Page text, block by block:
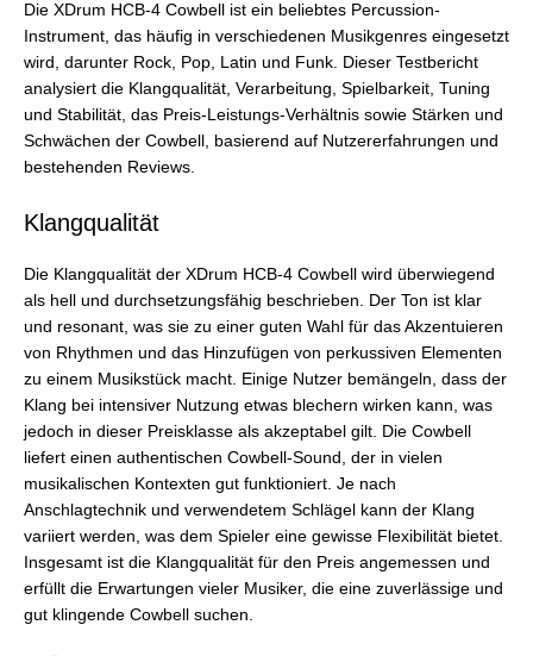
Die XDrum HCB-4 Cowbell ist ein beliebtes Percussion-
Instrument, das häufig in verschiedenen Musikgenres eingesetzt
wird, darunter Rock, Pop, Latin und Funk. Dieser Testbericht
analysiert die Klangqualität, Verarbeitung, Spielbarkeit, Tuning
und Stabilität, das Preis-Leistungs-Verhältnis sowie Stärken und
Schwächen der Cowbell, basierend auf Nutzererfahrungen und
bestehenden Reviews.
Klangqualität
Die Klangqualität der XDrum HCB-4 Cowbell wird überwiegend
als hell und durchsetzungsfähig beschrieben. Der Ton ist klar
und resonant, was sie zu einer guten Wahl für das Akzentuieren
von Rhythmen und das Hinzufügen von perkussiven Elementen
zu einem Musikstück macht. Einige Nutzer bemängeln, dass der
Klang bei intensiver Nutzung etwas blechern wirken kann, was
jedoch in dieser Preisklasse als akzeptabel gilt. Die Cowbell
liefert einen authentischen Cowbell-Sound, der in vielen
musikalischen Kontexten gut funktioniert. Je nach
Anschlagtechnik und verwendetem Schlägel kann der Klang
variiert werden, was dem Spieler eine gewisse Flexibilität bietet.
Insgesamt ist die Klangqualität für den Preis angemessen und
erfüllt die Erwartungen vieler Musiker, die eine zuverlässige und
gut klingende Cowbell suchen.